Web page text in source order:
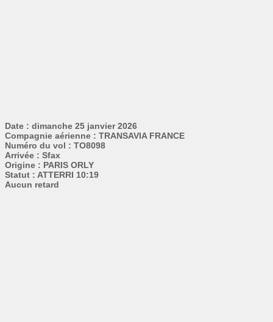
Date : dimanche 25 janvier 2026
Compagnie aérienne : TRANSAVIA FRANCE
Numéro du vol : TO8098
Arrivée : Sfax
Origine : PARIS ORLY
Statut : ATTERRI 10:19
Aucun retard